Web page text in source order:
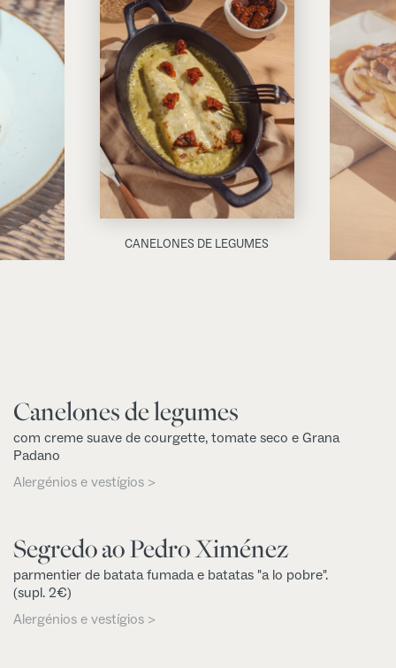
CANELONES DE LEGUMES
Canelones de legumes
com creme suave de courgette, tomate seco e Grana
Padano
Alergénios e vestígios >
Segredo ao Pedro Ximénez
parmentier de batata fumada e batatas "a lo pobre".
(supl. 2€)
Alergénios e vestígios >